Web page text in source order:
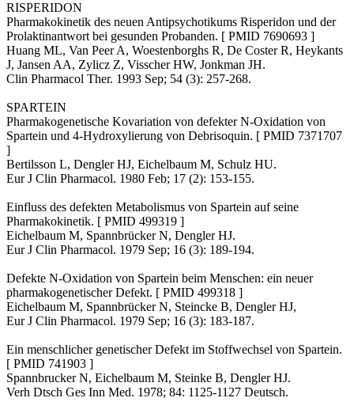
RISPERIDON
Pharmakokinetik des neuen Antipsychotikums Risperidon und der
Prolaktinantwort bei gesunden Probanden. [ PMID 7690693 ]
Huang ML, Van Peer A, Woestenborghs R, De Coster R, Heykants
J, Jansen AA, Zylicz Z, Visscher HW, Jonkman JH.
Clin Pharmacol Ther. 1993 Sep; 54 (3): 257-268.
SPARTEIN
Pharmakogenetische Kovariation von defekter N-Oxidation von
Spartein und 4-Hydroxylierung von Debrisoquin. [ PMID 7371707
]
Bertilsson L, Dengler HJ, Eichelbaum M, Schulz HU.
Eur J Clin Pharmacol. 1980 Feb; 17 (2): 153-155.
Einfluss des defekten Metabolismus von Spartein auf seine
Pharmakokinetik. [ PMID 499319 ]
Eichelbaum M, Spannbrücker N, Dengler HJ.
Eur J Clin Pharmacol. 1979 Sep; 16 (3): 189-194.
Defekte N-Oxidation von Spartein beim Menschen: ein neuer
pharmakogenetischer Defekt. [ PMID 499318 ]
Eichelbaum M, Spannbrücker N, Steincke B, Dengler HJ,
Eur J Clin Pharmacol. 1979 Sep; 16 (3): 183-187.
Ein menschlicher genetischer Defekt im Stoffwechsel von Spartein.
[ PMID 741903 ]
Spannbrucker N, Eichelbaum M, Steinke B, Dengler HJ.
Verh Dtsch Ges Inn Med. 1978; 84: 1125-1127 Deutsch.